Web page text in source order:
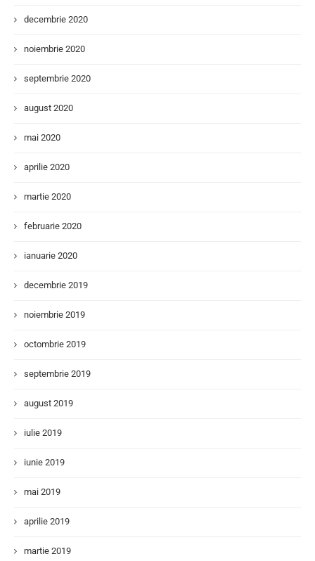
decembrie 2020
noiembrie 2020
septembrie 2020
august 2020
mai 2020
aprilie 2020
martie 2020
februarie 2020
ianuarie 2020
decembrie 2019
noiembrie 2019
octombrie 2019
septembrie 2019
august 2019
iulie 2019
iunie 2019
mai 2019
aprilie 2019
martie 2019